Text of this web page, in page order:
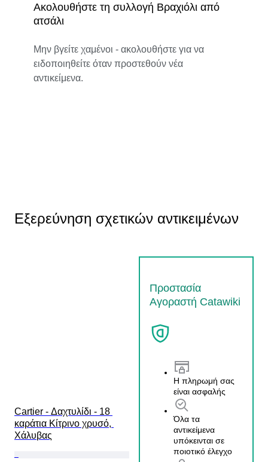
Ακολουθήστε τη συλλογή Βραχιόλι από
ατσάλι
Μην βγείτε χαμένοι - ακολουθήστε για να
ειδοποιηθείτε όταν προστεθούν νέα
αντικείμενα.
Εξερεύνηση σχετικών αντικειμένων
Προστασία
Αγοραστή Catawiki
Η πληρωμή σας
είναι ασφαλής
Όλα τα
αντικείμενα
υπόκεινται σε
ποιοτικό έλεγχο
Cartier - Δαχτυλίδι - 18
καράτια Κίτρινο χρυσό,
Χάλυβας